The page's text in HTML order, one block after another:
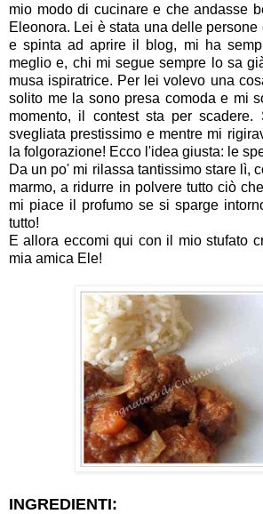
mio modo di cucinare e che andasse
Eleonora. Lei è stata una delle
e spinta ad aprire il blog, mi ha
meglio e, chi mi segue sempre lo sa
musa ispiratrice. Per lei volevo una
solito me la sono presa comoda e mi
momento, il contest sta per scadere.
svegliata prestissimo e mentre mi
la folgorazione! Ecco l'idea giusta: le
Da un po' mi rilassa tantissimo stare lì,
marmo, a ridurre in polvere tutto ciò
mi piace il profumo se si sparge
tutto!
E allora eccomi qui con il mio stufato
mia amica Ele!
INGREDIENTI: